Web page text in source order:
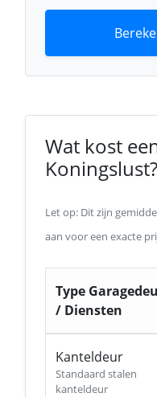
Wat kost
Let op: Dit zijn
aan voor een exacte
Type
/ Diensten
Kanteldeur
Standaard stalen
kanteldeur